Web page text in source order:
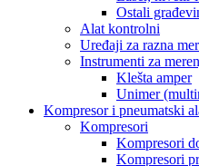
Ostali
Alat kontrolni
Uređaji za razna
Instrumenti za
Klešta amper
Unimer
Kompresor i pneumatski
Kompresori
Kompresori
Kompresori